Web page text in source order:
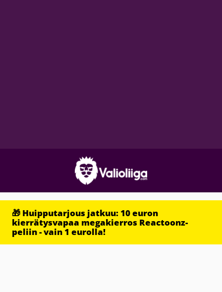
🎁 Huipputarjous jatkuu: 10 euron
kierrätysvapaa megakierros Reactoonz-
peliin - vain 1 eurolla!